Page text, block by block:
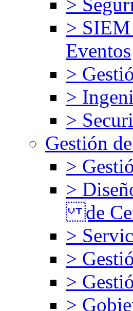
>
Eventos
>
>
>
Gestión
>
>
de
>
>
>
>